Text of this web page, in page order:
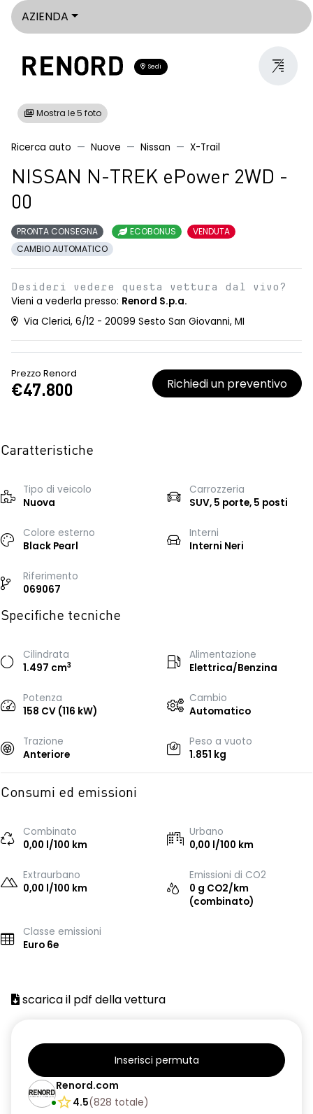
AZIENDA
Sedi
Mostra le 5 foto
Ricerca auto Nuove Nissan X-Trail
NISSAN N-TREK ePower 2WD -
00
PRONTA CONSEGNA ECOBONUS
VENDUTA
CAMBIO AUTOMATICO
Desideri vedere questa vettura dal vivo?
Vieni a vederla presso: Renord S.p.a.
Via Clerici, 6/12 - 20099 Sesto San Giovanni, MI
Prezzo Renord
€47.800 Richiedi un preventivo
Caratteristiche
Tipo di veicolo
Nuova
Carrozzeria
SUV, 5 porte, 5 posti
Colore esterno
Black Pearl
Interni
Interni Neri
Riferimento
069067
Specifiche tecniche
Cilindrata
1.497 cm3
Alimentazione
Elettrica/Benzina
Potenza
158 CV (116 kW)
Cambio
Automatico
Trazione
Anteriore
Peso a vuoto
1.851 kg
Consumi ed emissioni
Combinato
0,00 l/100 km
Urbano
0,00 l/100 km
Extraurbano
0,00 l/100 km
Emissioni di CO2
0 g CO2/km
(combinato)
Classe emissioni
Euro 6e
scarica il pdf della vettura
Inserisci permuta
Renord.com
4.5(828 totale)